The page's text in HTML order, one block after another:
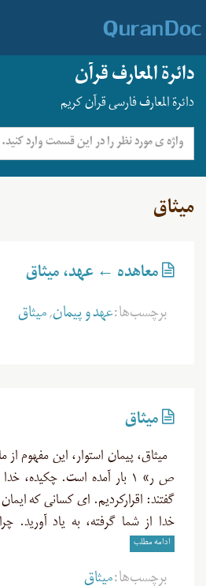
دائرة المعارف قرآن
دائرة المعارف فارسی قرآن کریم
میثاق
معاهده ← عهد، میثاق
برچسب‌ها:عهد و پیمان, میثاق
میثاق
ص ر» ۱ بار آمده است. چکیده،
گفتند: اقرارکردیم. ای کسانی که ایمان
خدا از شما گرفته، به یاد آورید.
ادامه مطلب
برچسب‌ها:میثاق